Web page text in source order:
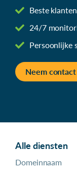
Beste
24/7
Persoonlijke
Neem
Alle diensten
Domeinnaam